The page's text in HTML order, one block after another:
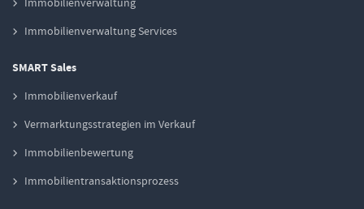
Immobilienverwaltung Services
SMART Sales
Immobilienverkauf
Vermarktungsstrategien im Verkauf
Immobilienbewertung
Immobilientransaktionsprozess